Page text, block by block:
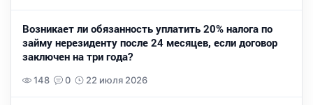
Возникает ли обязанность уплатить 20% налога по
займу нерезиденту после 24 месяцев, если договор
заключен на три года?
148 0 22 июля 2026